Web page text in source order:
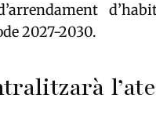
2027-2030.